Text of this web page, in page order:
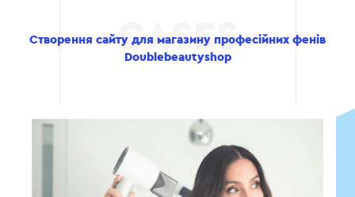
Створення сайту для магазину професійних фенів
Doublebeautyshop